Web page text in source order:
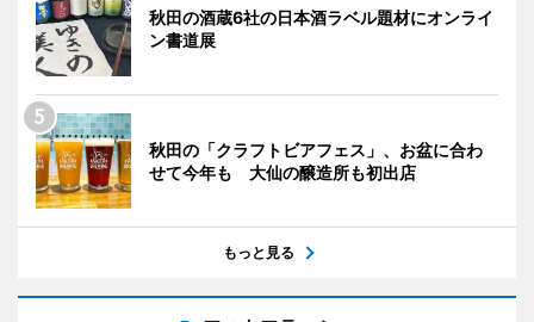
秋田の酒蔵6社の日本酒ラベル題材にオンライ
ン書道展
秋田の「クラフトビアフェス」、お盆に合わ
せて今年も 大仙の醸造所も初出店
もっと見る